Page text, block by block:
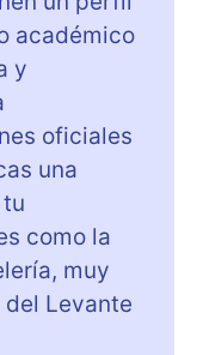
académico
y
oficiales
una
como la
muy
Levante